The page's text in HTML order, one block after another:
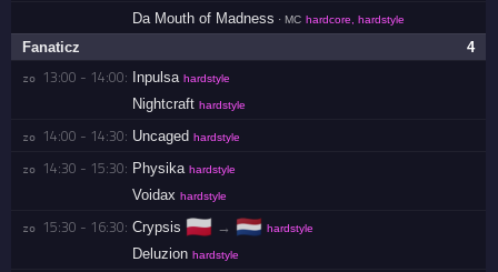
Da Mouth of Madness · MC hardcore, hardstyle
4
Fanaticz
zo 13:00 - 14:00: Inpulsa hardstyle
Nightcraft hardstyle
zo 14:00 - 14:30: Uncaged hardstyle
zo 14:30 - 15:30: Physika hardstyle
Voidax hardstyle
zo 15:30 - 16:30: Crypsis 🇵🇱 → 🇳🇱 hardstyle
Deluzion hardstyle